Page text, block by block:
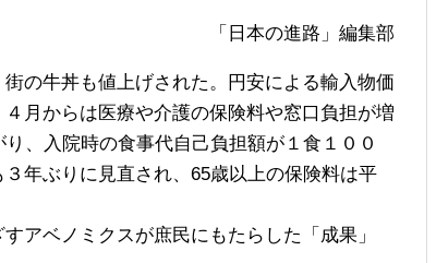
「日本の進路」編集部
の牛丼も値上げされた。円安による輸入物価
月からは医療や介護の保険料や窓口負担が増
、入院時の食事代自己負担額が１食１００
年ぶりに見直され、65歳以上の保険料は平
アベノミクスが庶民にもたらした「成果」